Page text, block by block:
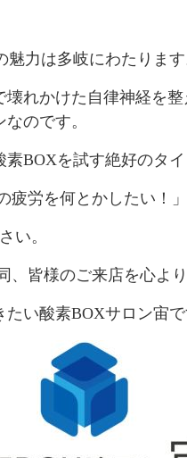
力は多岐にわたります
れかけた自律神経を
のです。
BOXを試す絶好のタイ
労を何とかしたい！
い。
、皆様のご来店を心よ
い酸素BOXサロン宙で